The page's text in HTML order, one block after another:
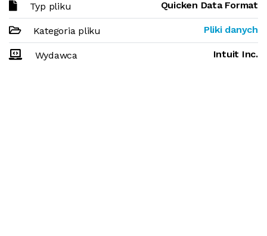
Typ pliku Quicken Data Format
Kategoria pliku Pliki danych
Wydawca Intuit Inc.